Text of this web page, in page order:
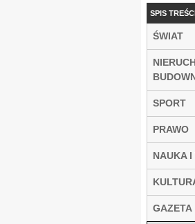
SPIS
ŚWIAT
SPORT
PRAWO
NAUKA
GAZETA